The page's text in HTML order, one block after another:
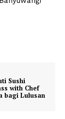
Sushi
with Chef
bagi Lulusan